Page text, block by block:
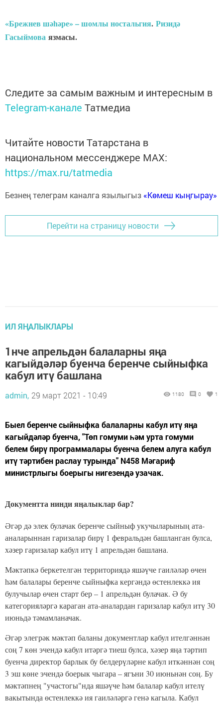
«Брежнев шәһәре» – шомлы ностальгия. Ризидә
Гасыймова язмасы.
Следите за самым важным и интересным в
Telegram-канале Татмедиа
Читайте новости Татарстана в
национальном мессенджере MАХ:
https://max.ru/tatmedia
Безнең телеграм каналга язылыгыз «Көмеш кыңгырау»
Перейти на страницу новости
ИЛ ЯҢАЛЫКЛАРЫ
1нче апрельдән балаларны яңа
кагыйдәләр буенча беренче сыйныфка
кабул итү башлана
admin, 29 март 2021 - 10:49 1180 0 1
Быел беренче сыйныфка балаларны кабул итү яңа
кагыйдәләр буенча, "Төп гомуми һәм урта гомуми
белем бирү программалары буенча белем алуга кабул
итү тәртибен раслау турында" N458 Мәгариф
министрлыгы боерыгы нигезендә узачак.
Документта нинди яңалыклар бар?
Әгәр дә элек булачак беренче сыйныф укучыларының ата-
аналарыннан гаризалар бирү 1 февральдән башланган булса,
хәзер гаризалар кабул итү 1 апрельдән башлана.
Мәктәпкә беркетелгән территориядә яшәүче гаиләләр өчен
һәм балалары беренче сыйныфка кергәндә өстенлеккә ия
булучылар өчен старт бер – 1 апрельдән булачак. Ә бу
категорияләргә караган ата-аналардан гаризалар кабул итү 30
июньдә тәмамланачак.
Әгәр элегрәк мәктәп баланы документлар кабул ителгәннән
соң 7 көн эчендә кабул итәргә тиеш булса, хәзер яңа тәртип
буенча директор барлык бу белдерүләрне кабул иткәннән соң
3 эш көне эчендә боерык чыгара – ягъни 30 июньнән соң. Бу
мәктәпнең "участогы"нда яшәүче һәм балалар кабул ителү
вакытында өстенлеккә ия гаиләләргә генә кагыла. Кабул